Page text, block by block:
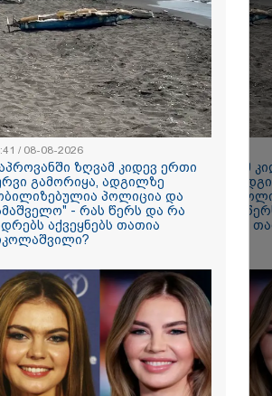
რომ ვთქვა,
თუ
იმნაძე
ნია
გამოსული
ეს... მას
სასჯელი
ეკა კუპატაძე
ვიღებთ
- რას წერს
"კაპროვანში ზღვამ
ჭურვი გამორიყა,
მობილიზებულია
სამაშველო" - რას
კადრებს აქვეყნებს
/ 08-08-2026
ზღვამ კიდევ ერთი
გამორიყა, ადგილზე
პოლიცია და
- რას წერს და რა
აქვეყნებს თათია